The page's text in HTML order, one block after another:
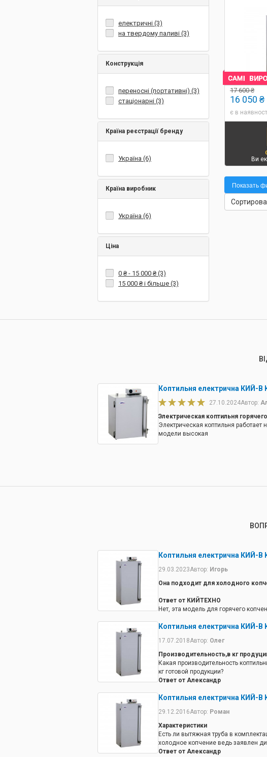
17 600 ₴
16 050 ₴
є в
Ви
Показать
електричні (3)
на твердому паливі (3)
Конструкція
переносні (портативні) (3)
стаціонарні (3)
Країна реєстрації бренду
Україна (6)
Країна виробник
Україна (6)
Ціна
0 ₴- 15 000 ₴(3)
15 000 ₴і більше (3)
Коптильня електрична КИЙ-В
27.10.2024Автор:
Электрическая коптильня
Электрическая коптильня работает
модели высокая
Коптильня електрична КИЙ-В
29.03.2023Автор: Игорь
Она подходит для холодного
Ответ от КИЙТЕХНО
Нет, эта модель для горячего
Коптильня електрична КИЙ-В
17.07.2018Автор: Олег
Производительность,в кг
Какая производительность
кг готовой продукции?
Ответ от Александр
можно ответить так. На полке можно
будет по другому.
Коптильня електрична КИЙ-В
29.12.2016Автор: Роман
Характеристики
Есть ли вытяжная труба в
холодное копчение ведь заявлен
Ответ от Александр